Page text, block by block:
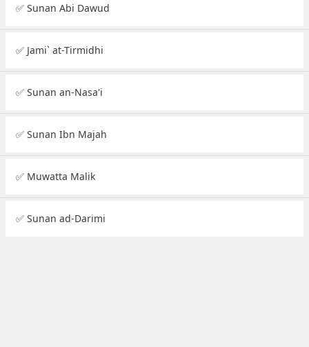
✅ Sunan Abi Dawud
✅ Jami` at-Tirmidhi
✅ Sunan an-Nasa'i
✅ Sunan Ibn Majah
✅ Muwatta Malik
✅ Sunan ad-Darimi